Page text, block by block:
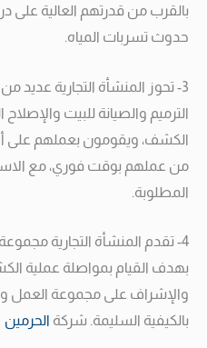
بالقرب من قدرتهم العالية على
حدوث تسربات المياه.
3- تحوز المنشأة التجارية عديد
الترميم والصيانة للبيت والإصلاح
الكشف، ويقومون بعملهم على
من عملهم بوقت فوري، مع
المطلوبة.
4- تقدم المنشأة التجارية
بهدف القيام بمواصلة عملية
والإشراف على مجموعة العمل
بالكيفية السليمة. شركة الحرمين